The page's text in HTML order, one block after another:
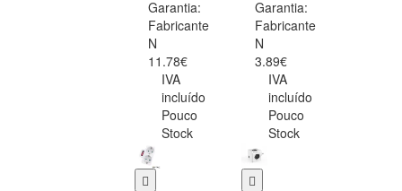
Garantia:
Fabricante
N
11.78€
IVA
incluído
Pouco
Stock
Garantia:
Fabricante
N
3.89€
IVA
incluído
Pouco
Stock